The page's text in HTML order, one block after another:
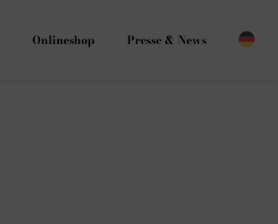
Onlineshop Presse & News